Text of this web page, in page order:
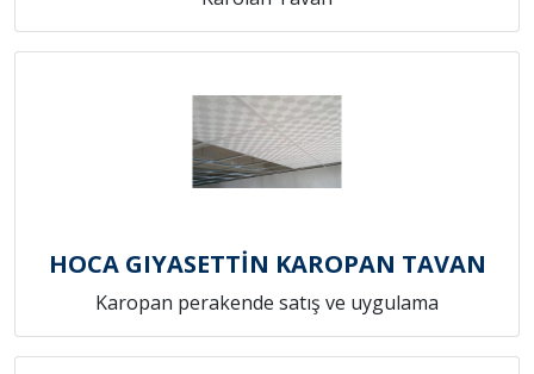
HOCA GIYASETTİN KAROPAN TAVAN
Karopan perakende satış ve uygulama